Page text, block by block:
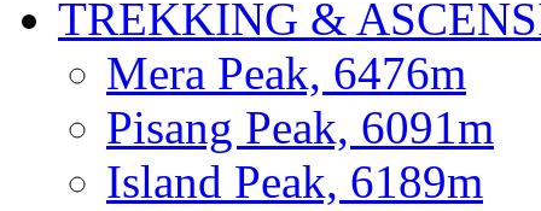
TREKKING &
Mera Peak, 6476m
Pisang Peak, 6091m
Island Peak, 6189m